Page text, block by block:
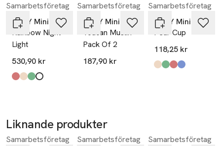
Hoppa över bildspelet
Samarbetsföretag
OYOY Mini
Rainbow Night
Light
530,90 kr
Produkten finns i färgerna:
cherry red
light rubber
pale mint,
offwhite,
Samarbetsföretag
OYOY Mini
Toucan Muslin -
Pack Of 2
187,90 kr
Samarbetsföretag
OYOY Mini
Pear Cup
118,25 kr
Produkten finns i
vanilla,
pale mint,
cherry red
blue,
Liknande produkter
Hoppa över bildspelet
Samarbetsföretag
Samarbetsföretag
Samarbetsföretag